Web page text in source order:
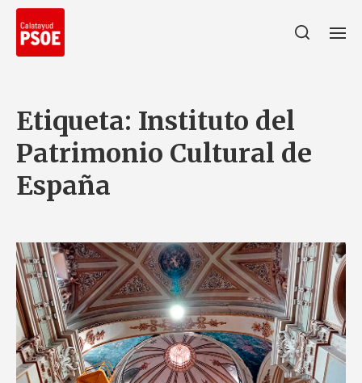
Etiqueta: Instituto del
Patrimonio Cultural de
España